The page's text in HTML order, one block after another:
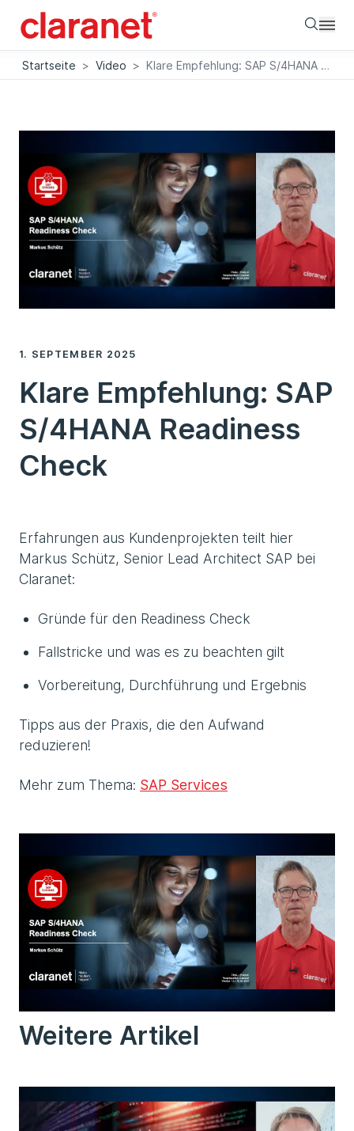
Startseite > Video > Klare Empfehlung: SAP S/4HANA Readiness Check
1. SEPTEMBER 2025
Klare Empfehlung: SAP
S/4HANA Readiness
Check
Erfahrungen aus Kundenprojekten teilt hier
Markus Schütz, Senior Lead Architect SAP bei
Claranet:
Gründe für den Readiness Check
Fallstricke und was es zu beachten gilt
Vorbereitung, Durchführung und Ergebnis
Tipps aus der Praxis, die den Aufwand
reduzieren!
Mehr zum Thema: SAP Services
Weitere Artikel